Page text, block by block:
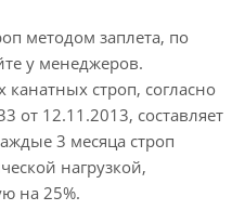
методом заплета, по
у менеджеров.
канатных строп, согласно
от 12.11.2013, составляет
3 месяца строп
нагрузкой,
на 25%.